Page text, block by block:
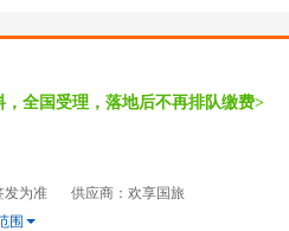
全国受理，落地后不再排队缴费>
发为准
供应商：欢享国旅
围